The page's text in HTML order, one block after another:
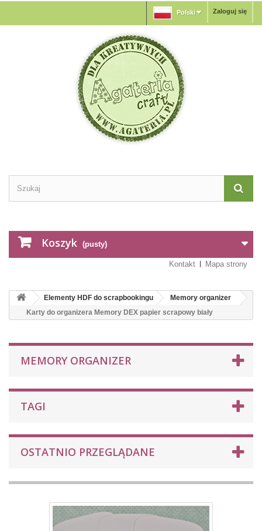
Zaloguj się
Polski
Koszyk (pusty)
Kontakt Mapa strony
Elementy HDF do scrapbookingu
Memory organizer
Karty do organizera Memory DEX papier scrapowy biały
MEMORY ORGANIZER
TAGI
OSTATNIO PRZEGLĄDANE